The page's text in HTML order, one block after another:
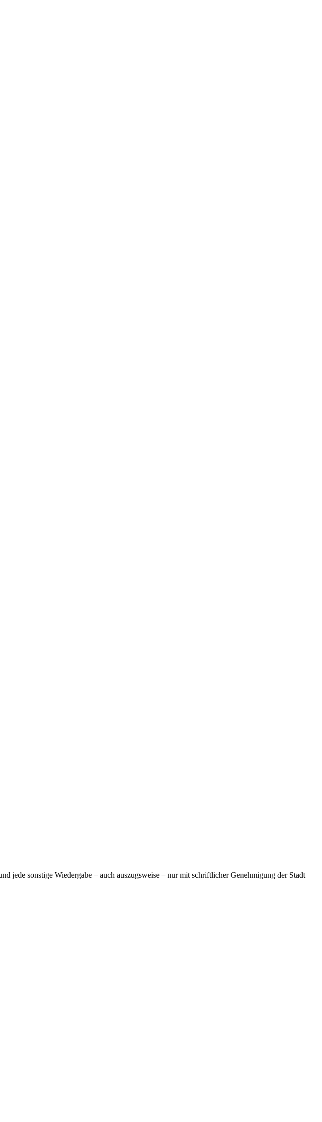
sonstige Wiedergabe – auch auszugsweise – nur mit schriftlicher Genehmigung der Stadt